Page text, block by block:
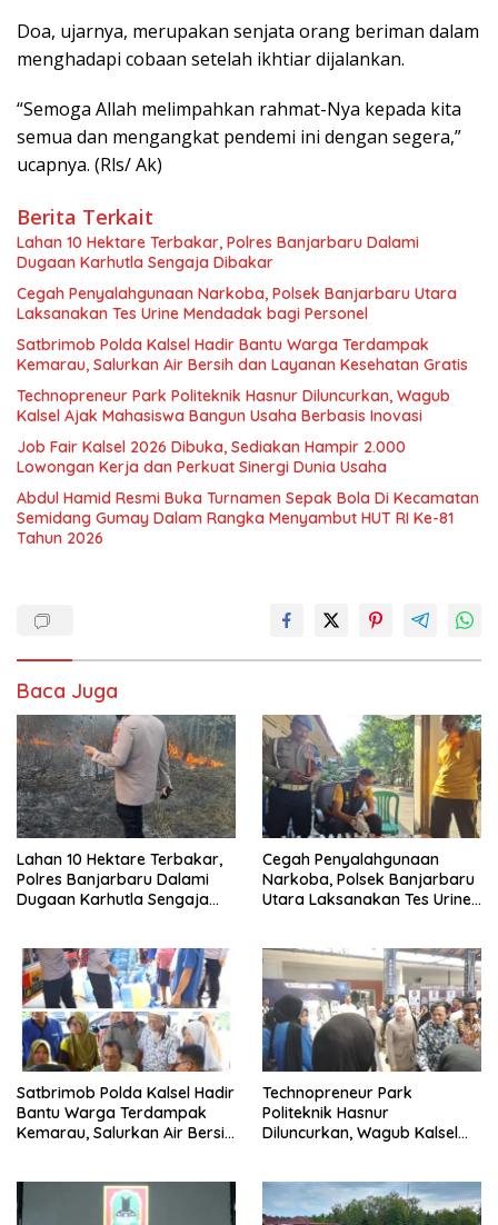
Doa, ujarnya, merupakan senjata orang beriman dalam
menghadapi cobaan setelah ikhtiar dijalankan.
“Semoga Allah melimpahkan rahmat-Nya kepada kita
semua dan mengangkat pendemi ini dengan segera,”
ucapnya. (Rls/ Ak)
Berita Terkait
Lahan 10 Hektare Terbakar, Polres Banjarbaru Dalami
Dugaan Karhutla Sengaja Dibakar
Cegah Penyalahgunaan Narkoba, Polsek Banjarbaru Utara
Laksanakan Tes Urine Mendadak bagi Personel
Satbrimob Polda Kalsel Hadir Bantu Warga Terdampak
Kemarau, Salurkan Air Bersih dan Layanan Kesehatan Gratis
Technopreneur Park Politeknik Hasnur Diluncurkan, Wagub
Kalsel Ajak Mahasiswa Bangun Usaha Berbasis Inovasi
Job Fair Kalsel 2026 Dibuka, Sediakan Hampir 2.000
Lowongan Kerja dan Perkuat Sinergi Dunia Usaha
Abdul Hamid Resmi Buka Turnamen Sepak Bola Di Kecamatan
Semidang Gumay Dalam Rangka Menyambut HUT RI Ke-81
Tahun 2026
Baca Juga
Lahan 10 Hektare Terbakar,
Polres Banjarbaru Dalami
Dugaan Karhutla Sengaja
Cegah Penyalahgunaan
Narkoba, Polsek Banjarbaru
Utara Laksanakan Tes Urine
Satbrimob Polda Kalsel Hadir
Bantu Warga Terdampak
Kemarau, Salurkan Air Bersih
Technopreneur Park
Politeknik Hasnur
Diluncurkan, Wagub Kalsel